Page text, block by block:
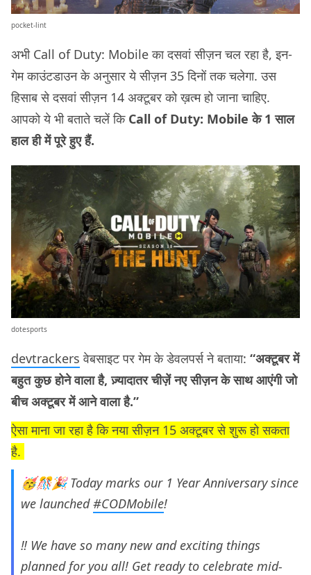
pocket-lint
अभी Call of Duty: Mobile का दसवां सीज़न चल रहा है, इन-
गेम काउंटडाउन के अनुसार ये सीज़न 35 दिनों तक चलेगा. उस
हिसाब से दसवां सीज़न 14 अक्टूबर को ख़त्म हो जाना चाहिए.
आपको ये भी बताते चलें कि Call of Duty: Mobile के 1 साल
हाल ही में पूरे हुए हैं.
dotesports
devtrackers वेबसाइट पर गेम के डेवलपर्स ने बताया: “अक्टूबर में
बहुत कुछ होने वाला है, ज़्यादातर चीज़ें नए सीज़न के साथ आएंगी जो
बीच अक्टूबर में आने वाला है.”
ऐसा माना जा रहा है कि नया सीज़न 15 अक्टूबर से शुरू हो सकता
है.
🥳🎊🎉 Today marks our 1 Year Anniversary since
we launched#CODMobile!⁣
‼ We have so many new and exciting things
planned for you all! Get ready to celebrate mid-